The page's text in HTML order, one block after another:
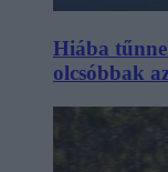
Hiába
olcsóbbak